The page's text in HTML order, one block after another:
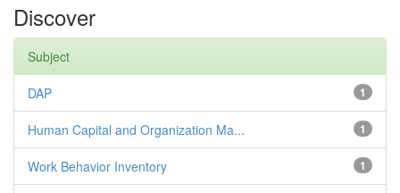
Discover
Subject
1
DAP
1
Human Capital and Organization Ma...
1
Work Behavior Inventory